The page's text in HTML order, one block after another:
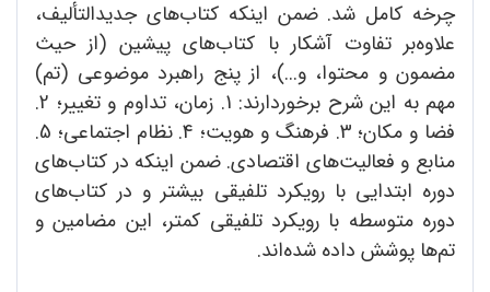
چرخه کامل شد. ضمن اینکه کتاب‌های جدیدالتألیف،
علاوه‌بر تفاوت آشکار با کتاب‌های پیشین (از حیث
مضمون و محتوا، و...)، از پنج راهبرد موضوعی (تم)
مهم به این شرح برخوردارند: 1. زمان، تداوم و تغییر؛ 2.
فضا و مکان؛ 3. فرهنگ و هویت؛ 4. نظام اجتماعی؛ 5.
منابع و فعالیت‌های اقتصادی. ضمن اینکه در کتاب‌های
دوره ابتدایی با رویکرد تلفیقی بیشتر و در کتاب‌های
دوره متوسطه با رویکرد تلفیقی کمتر، این مضامین و
تم‌ها پوشش داده شده‌اند.